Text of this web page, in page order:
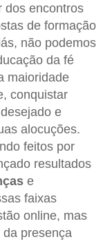
dos encontros
de formação
não podemos
da fé
maioridade
conquistar
e
alocuções.
feitos por
resultados
e
faixas
online, mas
presença